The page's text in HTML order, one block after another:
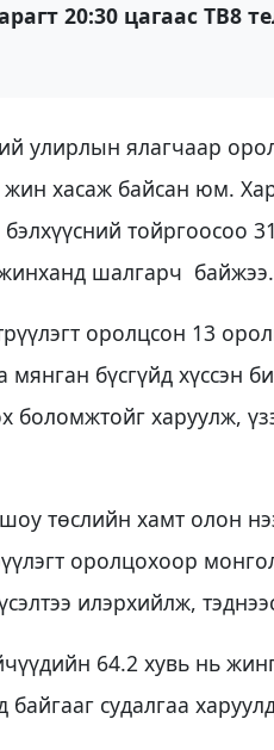
20:30 цагаас ТВ8
улирлын ялагчаар
жин хасаж байсан юм.
тойргоосоо
шалгарч байжээ.
оролцсон 13
бүсгүйд хүссэн
боломжтойг харуулж,
төслийн хамт олон
оролцохоор
илэрхийлж,
64.2 хувь нь
судалгаа